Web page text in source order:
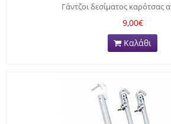
Γάντζοι δεσίματος καρότσας
9,00€
Καλάθι